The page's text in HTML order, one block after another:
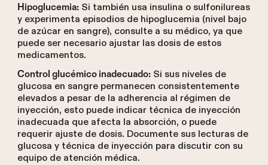
Hipoglucemia:Si también usa insulina o sulfonilureas
y experimenta episodios de hipoglucemia (nivel bajo
de azúcar en sangre), consulte a su médico, ya que
puede ser necesario ajustar las dosis de estos
medicamentos.
Control glucémico inadecuado:Si sus niveles de
glucosa en sangre permanecen consistentemente
elevados a pesar de la adherencia al régimen de
inyección, esto puede indicar técnica de inyección
inadecuada que afecta la absorción, o puede
requerir ajuste de dosis. Documente sus lecturas de
glucosa y técnica de inyección para discutir con su
equipo de atención médica.